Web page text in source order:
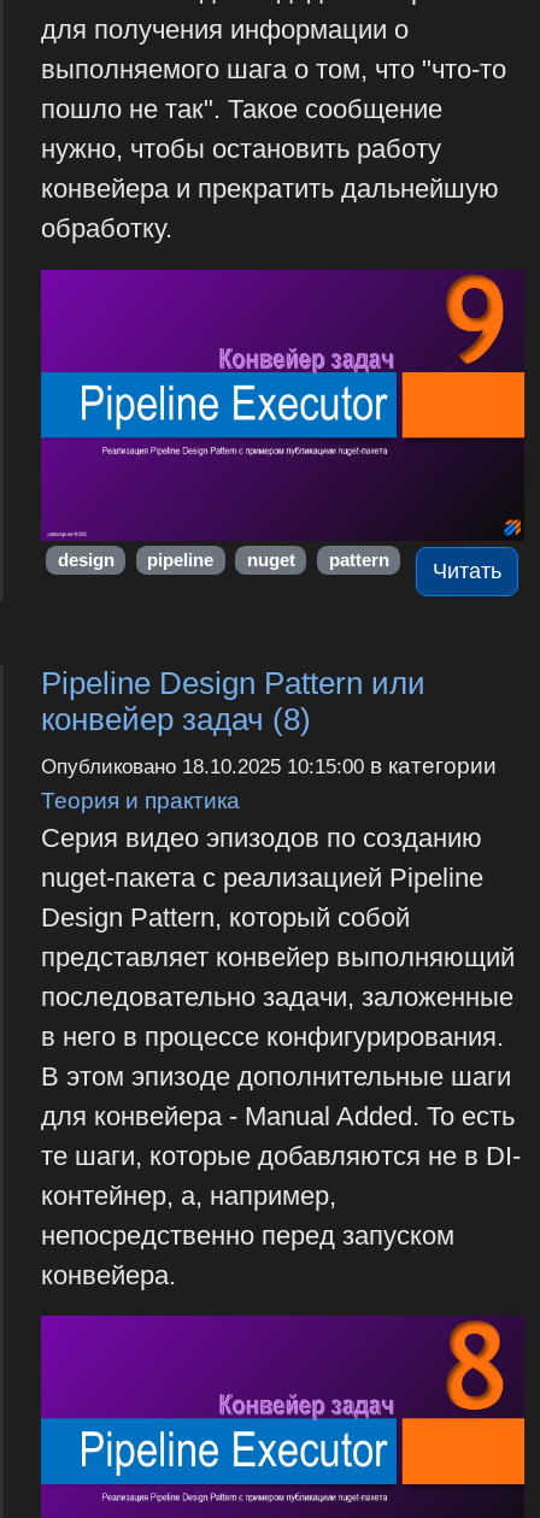
для получения информации о
выполняемого шага о том, что "что-то
пошло не так". Такое сообщение
нужно, чтобы остановить работу
конвейера и прекратить дальнейшую
обработку.
Читать
design pipeline nuget pattern
Pipeline Design Pattern или
конвейер задач (8)
Опубликовано 18.10.2025 10:15:00в категории
Теория и практика
Серия видео эпизодов по созданию
nuget-пакета с реализацией Pipeline
Design Pattern, который собой
представляет конвейер выполняющий
последовательно задачи, заложенные
в него в процессе конфигурирования.
В этом эпизоде дополнительные шаги
для конвейера - Manual Added. То есть
те шаги, которые добавляются не в DI-
контейнер, а, например,
непосредственно перед запуском
конвейера.